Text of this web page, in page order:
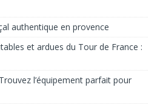
authentique en provence
et ardues du Tour de France :
l’équipement parfait pour